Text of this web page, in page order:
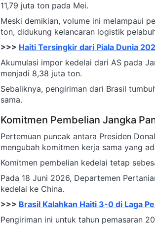
11,79 juta ton pada Mei.
Meski demikian, volume ini melampaui
ton, didukung kelancaran logistik
>>> Haiti Tersingkir dari Piala Dunia
Akumulasi impor kedelai dari AS pada
menjadi 8,38 juta ton.
Sebaliknya, pengiriman dari Brasil
sama.
Komitmen Pembelian Jangka
Pertemuan puncak antara Presiden
mengubah komitmen kerja sama yang
Komitmen pembelian kedelai tetap
Pada 18 Juni 2026, Departemen
kedelai ke China.
>>> Brasil Kalahkan Haiti 3-0 di Laga
Pengiriman ini untuk tahun pemasaran